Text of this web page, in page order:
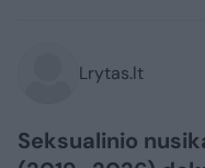
Lrytas.lt
Seksualinio